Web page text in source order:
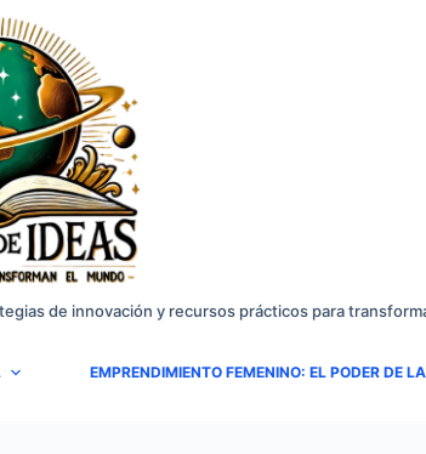
de innovación y recursos prácticos para
EMPRENDIMIENTO FEMENINO: EL PODER DE